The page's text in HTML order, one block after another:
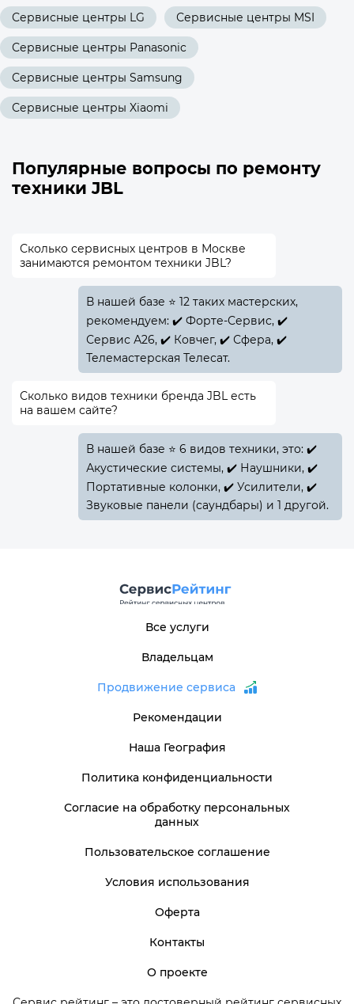
Сервисные центры LG Сервисные центры MSI
Сервисные центры Panasonic
Сервисные центры Samsung
Сервисные центры Xiaomi
Популярные вопросы по ремонту
техники JBL
Сколько сервисных центров в Москве
занимаются ремонтом техники JBL?
В нашей базе ⭐ 12 таких мастерских,
рекомендуем: ✔️ Форте-Сервис, ✔️
Сервис А26, ✔️ Ковчег, ✔️ Сфера, ✔️
Телемастерская Телесат.
Сколько видов техники бренда JBL есть
на вашем сайте?
В нашей базе ⭐ 6 видов техники, это: ✔️
Акустические системы, ✔️ Наушники, ✔️
Портативные колонки, ✔️ Усилители, ✔️
Звуковые панели (саундбары) и 1 другой.
Все услуги
Владельцам
Продвижение сервиса
Рекомендации
Наша География
Политика конфиденциальности
Согласие на обработку персональных
данных
Пользовательское соглашение
Условия использования
Оферта
Контакты
О проекте